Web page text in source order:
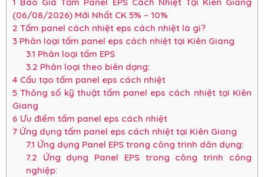
(06/08/2026) Mới Nhất CK 5% – 10%
2 Tấm panel cách nhiệt eps cách nhiệt là gì?
3 Phân loại tấm panel eps cách nhiệt tại Kiên Giang
3.1 Phân loại tấm EPS
3.2 Phân loại theo biên dạng:
4 Cấu tạo tấm panel eps cách nhiệt
5 Thông số kỹ thuật tấm panel eps cách nhiệt tại Kiên
Giang
6 Ưu điểm tấm panel eps cách nhiệt
7 Ứng dụng tấm panel eps cách nhiệt tại Kiên Giang
7.1 Ứng dụng Panel EPS trong công trình dân dụng:
7.2 Ứng dụng Panel EPS trong công trình công
nghiệp: